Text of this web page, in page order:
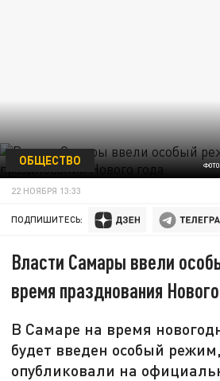
ОБЩЕСТВО
22 НОЯБРЯ 13:33
ПОДПИШИТЕСЬ:
Власти Самары ввели
время празднования
В Самаре на время
будет введен особый
опубликовали на